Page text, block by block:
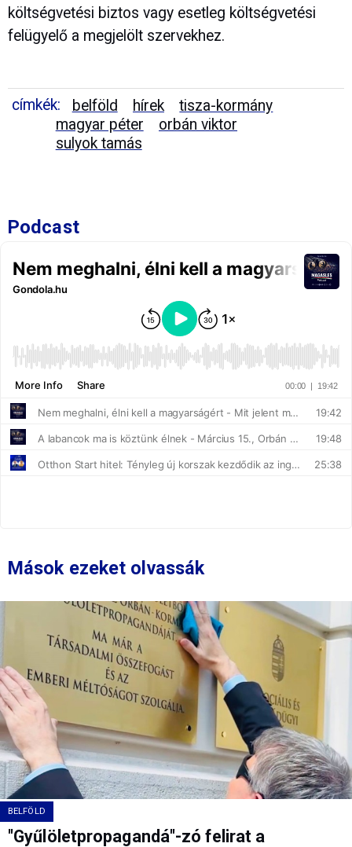
költségvetési biztos vagy esetleg költségvetési
felügyelő a megjelölt szervekhez.
címkék: belföld hírek
tisza-kormány
magyar péter
orbán viktor
sulyok tamás
Podcast
Mások ezeket olvassák
BELFÖLD
"Gyűlöletpropagandá"-zó felirat a